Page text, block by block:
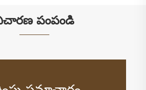
పంపండి